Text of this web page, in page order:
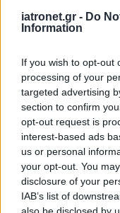
iatronet.gr - Do
Information
If you wish to opt-out
processing of your
targeted advertising
section to confirm
opt-out request is
interest-based ads
us or personal
your opt-out. You
disclosure of your
IAB’s list of